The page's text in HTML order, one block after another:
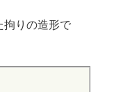
拘りの造形で